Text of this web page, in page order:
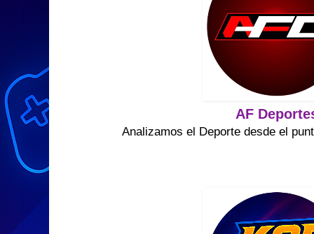
AF
Analizamos el Deporte desde el